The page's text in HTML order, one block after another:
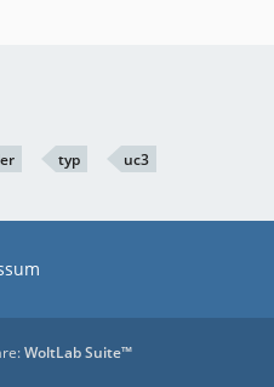
typ uc3
WoltLab Suite™